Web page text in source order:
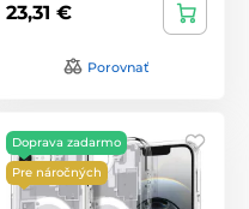
23,31 €
Porovnať
Doprava zadarmo
Pre náročných